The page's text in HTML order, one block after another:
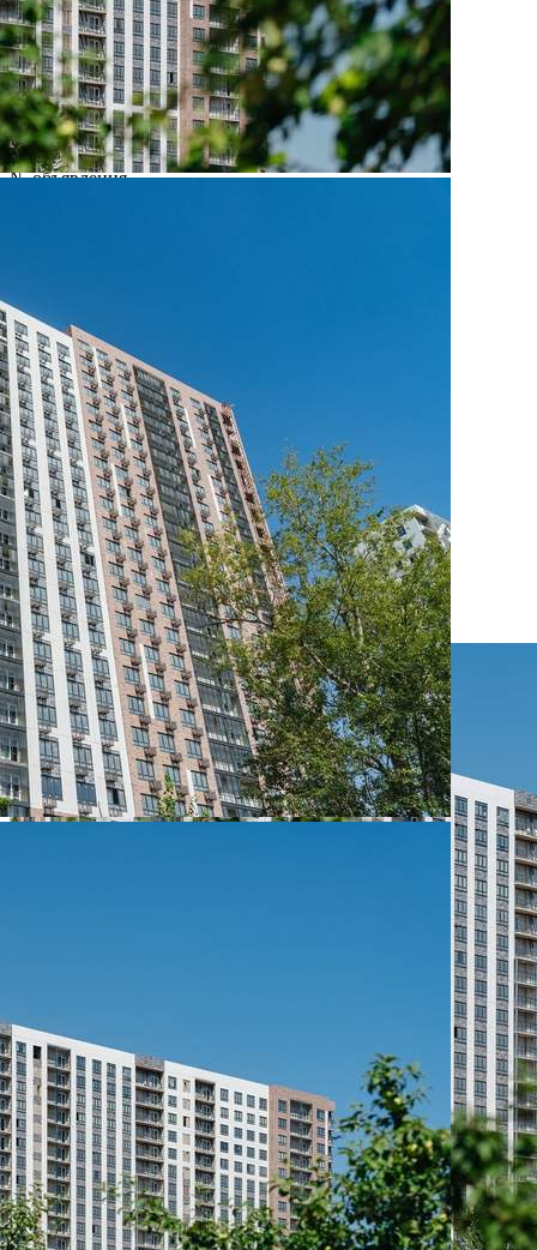
Характеристики
О помещении
Где находится
Контакты
Другие объявления
Характеристики помещения
№ объявления
Адрес
деревня Тарычево, Фруктовые сады улица, д.2/10
Расположено
Этаж
-2
Предлагается
Продажа
Желаемый / подходящий вид деятельности
Не указано
Назначение
Не указано
Размер площади (м2)
5.9
Цена за помещение
660 800 руб.
О помещении